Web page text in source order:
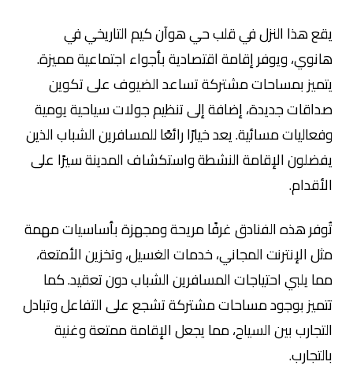
يقع هذا النزل في قلب حي هوآن كيم التاريخي في
هانوي، ويوفر إقامة اقتصادية بأجواء اجتماعية مميزة.
يتميز بمساحات مشتركة تساعد الضيوف على تكوين
صداقات جديدة، إضافة إلى تنظيم جولات سياحية يومية
وفعاليات مسائية. يعد خيارًا رائعًا للمسافرين الشباب الذين
يفضلون الإقامة النشطة واستكشاف المدينة سيرًا على
الأقدام.
تُوفر هذه الفنادق غرفًا مريحة ومجهزة بأساسيات مهمة
مثل الإنترنت المجاني، خدمات الغسيل، وتخزين الأمتعة،
مما يلبي احتياجات المسافرين الشباب دون تعقيد. كما
تتميز بوجود مساحات مشتركة تشجع على التفاعل وتبادل
التجارب بين السياح، مما يجعل الإقامة ممتعة وغنية
بالتجارب.